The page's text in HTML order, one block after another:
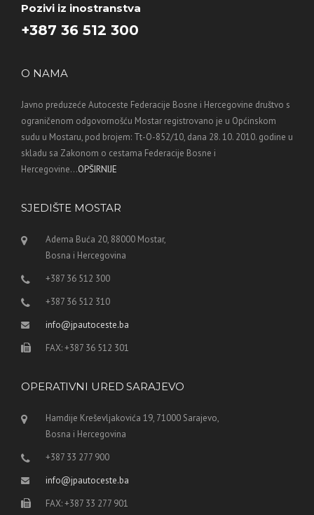
Pozivi iz inostranstva
+387 36 512 300
O NAMA
Javno preduzeće Autoceste Federacije Bosne i Hercegovine društvo s
ograničenom odgovornošću Mostar registrovano je u Općinskom
sudu u Mostaru, pod brojem: Tt-O-852/10, dana 28. 10. 2010. godine u
skladu sa Zakonom o cestama Federacije Bosne i
Hercegovine...OPŠIRNIJE
SJEDIŠTE MOSTAR
Adema Buća 20, 88000 Mostar,
Bosna i Hercegovina
+387 36 512 300
+387 36 512 310
info@jpautoceste.ba
FAX: +387 36 512 301
OPERATIVNI URED SARAJEVO
Hamdije Kreševljakovića 19, 71000 Sarajevo,
Bosna i Hercegovina
+387 33 277 900
info@jpautoceste.ba
FAX: +387 33 277 901